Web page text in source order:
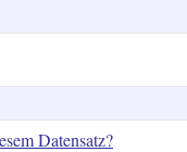
Datensatz?